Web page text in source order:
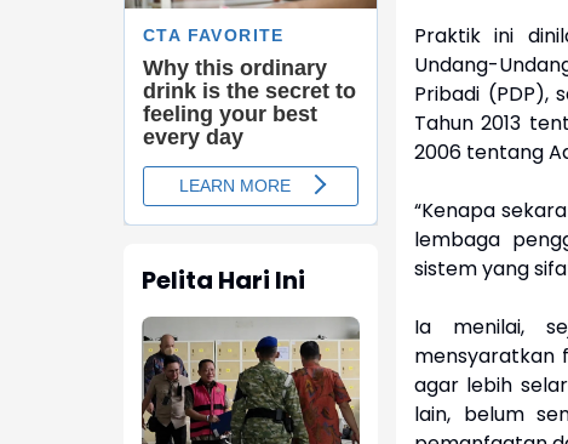
Pelita Hari Ini
Praktik ini
Undang-
Pribadi (PDP),
Tahun 2013
2006 tentang
“Kenapa
lembaga
sistem yang
Ia menilai,
mensyaratkan
agar lebih
lain, belum